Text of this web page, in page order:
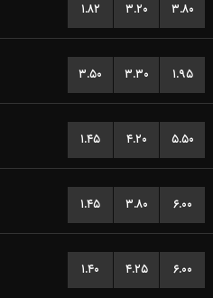
۱.۸۲ ۳.۲۰ ۳.۸۰
۳.۵۰ ۳.۳۰ ۱.۹۵
۱.۴۵ ۴.۲۰ ۵.۵۰
۱.۴۵ ۳.۸۰ ۶.۰۰
۱.۴۰ ۴.۲۵ ۶.۰۰